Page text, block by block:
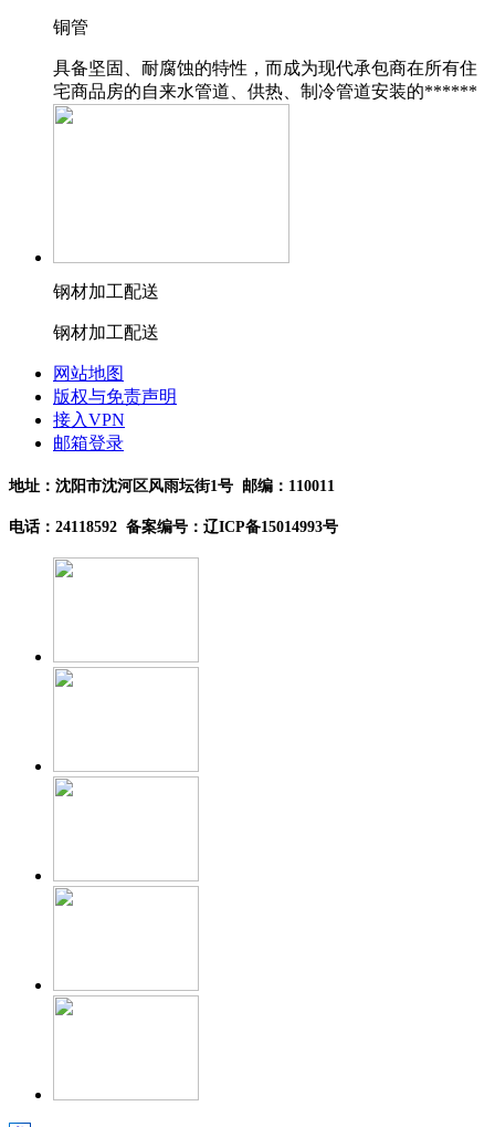
铜管
具备坚固、耐腐蚀的特性，而成为现代承包商在所有住
宅商品房的自来水管道、供热、制冷管道安装的******
钢材加工配送
钢材加工配送
网站地图
版权与免责声明
接入VPN
邮箱登录
地址：沈阳市沈河区风雨坛街1号 邮编：110011
电话：24118592 备案编号：辽ICP备15014993号